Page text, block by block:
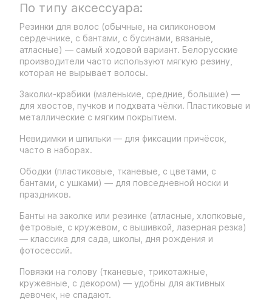
По типу аксессуара:
Резинки для волос (обычные, на силиконовом
сердечнике, с бантами, с бусинами, вязаные,
атласные) — самый ходовой вариант. Белорусские
производители часто используют мягкую резину,
которая не вырывает волосы.
Заколки-крабики (маленькие, средние, большие) —
для хвостов, пучков и подхвата чёлки. Пластиковые и
металлические с мягким покрытием.
Невидимки и шпильки — для фиксации причёсок,
часто в наборах.
Ободки (пластиковые, тканевые, с цветами, с
бантами, с ушками) — для повседневной носки и
праздников.
Банты на заколке или резинке (атласные, хлопковые,
фетровые, с кружевом, с вышивкой, лазерная резка)
— классика для сада, школы, дня рождения и
фотосессий.
Повязки на голову (тканевые, трикотажные,
кружевные, с декором) — удобны для активных
девочек, не спадают.